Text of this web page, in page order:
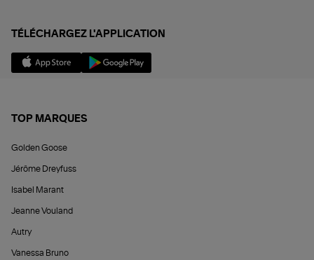
TÉLÉCHARGEZ L'APPLICATION
TOP MARQUES
Golden Goose
Jérôme Dreyfuss
Isabel Marant
Jeanne Vouland
Autry
Vanessa Bruno